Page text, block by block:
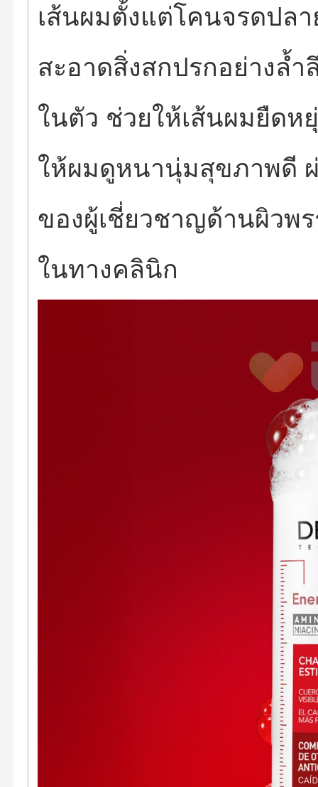
เส้นผมตั้งแต่โคนจรดปล
สะอาดสิ่งสกปรกอย่างล้
ในตัว ช่วยให้เส้นผมยืดห
ให้ผมดูหนานุ่มสุขภาพดี
ของผู้เชี่ยวชาญด้านผิวพ
ในทางคลินิก